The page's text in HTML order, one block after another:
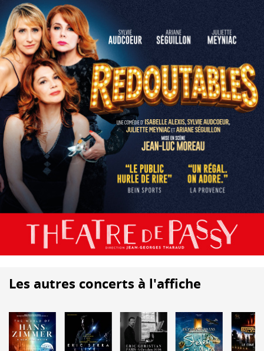
Les autres concerts à l'affiche